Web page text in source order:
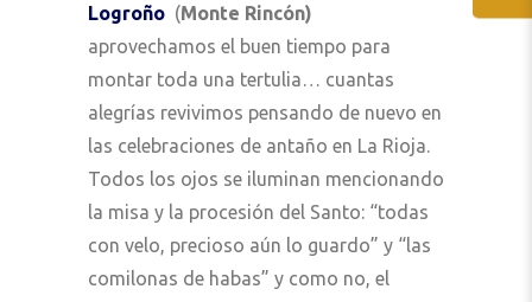
Logroño (Monte Rincón)
aprovechamos el buen tiempo para
montar toda una tertulia… cuantas
alegrías revivimos pensando de nuevo en
las celebraciones de antaño en La Rioja.
Todos los ojos se iluminan mencionando
la misa y la procesión del Santo: “todas
con velo, precioso aún lo guardo” y “las
comilonas de habas” y como no, el